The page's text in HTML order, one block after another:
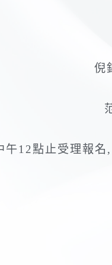
倪
12點止受理報